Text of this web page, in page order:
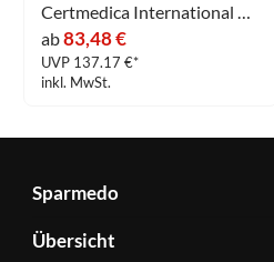
Certmedica International GmbH
ab83,48 €
UVP 137.17 €*
inkl. MwSt.
Sparmedo
Über
Sparmedo
Übersicht